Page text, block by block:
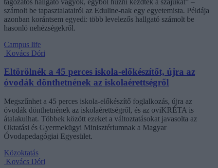
számolt be tapasztalatairól az Eduline-nak egy egyetemista. Példája
azonban korántsem egyedi: több levelezős hallgató számolt be
hasonló nehézségekről.
Campus life
Kovács Dóri
Eltörölnék a 45 perces iskola-előkészítőt, újra az
óvodák dönthetnének az iskolaérettségről
Megszűnhet a 45 perces iskola-előkészítő foglalkozás, újra az
óvodák dönthetnének az iskolaérettségről, és az oviKRÉTA is
átalakulhat. Többek között ezeket a változtatásokat javasolta az
Oktatási és Gyermekügyi Minisztériumnak a Magyar
Óvodapedagógiai Egyesület.
Közoktatás
Kovács Dóri